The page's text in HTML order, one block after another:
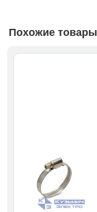
Похожие товары